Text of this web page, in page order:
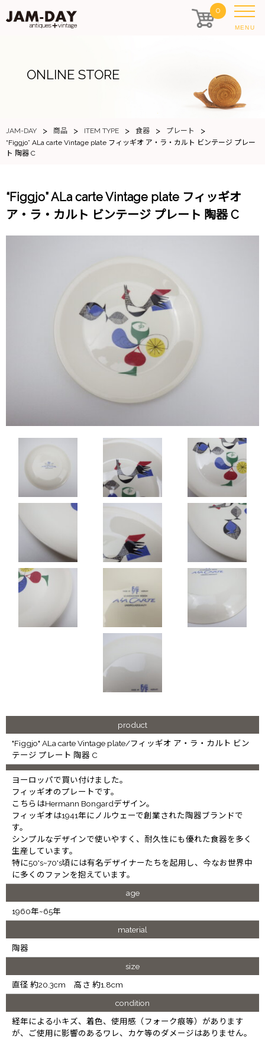
0
MENU
ONLINE STORE
JAM-DAY > 商品 > ITEM TYPE > 食器 > プレート >
“Figgjo” ALa carte Vintage plate フィッギオ ア・ラ・カルト ビンテージ プレー
ト 陶器 C
“Figgjo” ALa carte Vintage plate フィッギオ
ア・ラ・カルト ビンテージ プレート 陶器 C
product
"Figgjo" ALa carte Vintage plate/フィッギオ ア・ラ・カルト ビン
テージ プレート 陶器 C
ヨーロッパで買い付けました。
フィッギオのプレートです。
こちらはHermann Bongardデザイン。
フィッギオは1941年にノルウェーで創業された陶器ブランドで
す。
シンプルなデザインで使いやすく、耐久性にも優れた食器を多く
生産しています。
特に50's~70's頃には有名デザイナーたちを起用し、今なお世界中
に多くのファンを抱えています。
age
1960年~65年
material
陶器
size
直径 約20.3cm 高さ 約1.8cm
condition
経年による小キズ、着色、使用感（フォーク痕等）があります
が、ご使用に影響のあるワレ、カケ等のダメージはありません。